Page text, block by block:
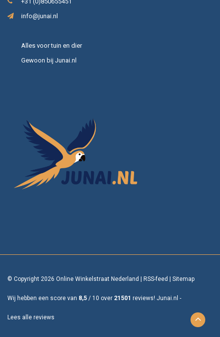
info@junai.nl
Alles voor tuin en dier
Gewoon bij Junai.nl
© Copyright 2026 Online Winkelstraat Nederland RSS-feed Sitemap
Wij hebben een score van 8,5 / 10 over 21501 reviews! Junai.nl -
Lees alle reviews